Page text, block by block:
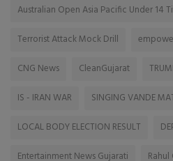
Australian Open Asia Pacific Under 14
Terrorist Attack Mock Drill
CNG News
CleanGujarat
IS - IRAN WAR
SINGING VANDE
LOCAL BODY ELECTION RESULT
Entertainment News Gujarati